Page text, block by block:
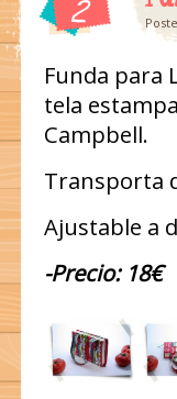
2
Funda para
tela
Campbell.
Transporta
Ajustable a
-Precio: 18€